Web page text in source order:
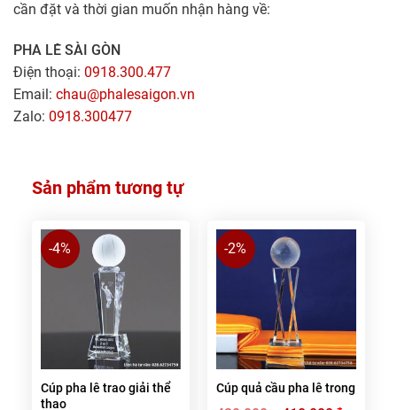
cần đặt và thời gian muốn nhận hàng về:
PHA LÊ SÀI GÒN
Điện thoại: 0918.300.477
Email: chau@phalesaigon.vn
Zalo: 0918.300477
Sản phẩm tương tự
-4%
Cúp pha lê trao giải thể
thao
-2%
Cúp quả cầu pha lê trong